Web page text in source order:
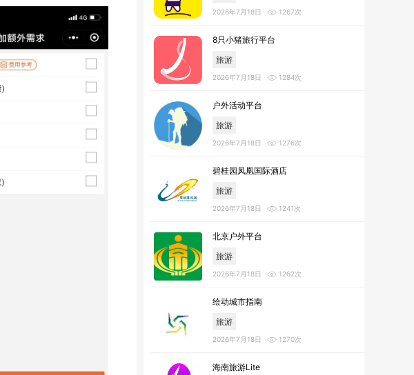
2026年7月18日 1267次
8只小猪旅行平台
旅游
2026年7月18日 1284次
户外活动平台
旅游
2026年7月18日 1276次
碧桂园凤凰国际酒店
旅游
2026年7月18日 1241次
北京户外平台
旅游
2026年7月18日 1262次
绘动城市指南
旅游
2026年7月18日 1270次
海南旅游Lite